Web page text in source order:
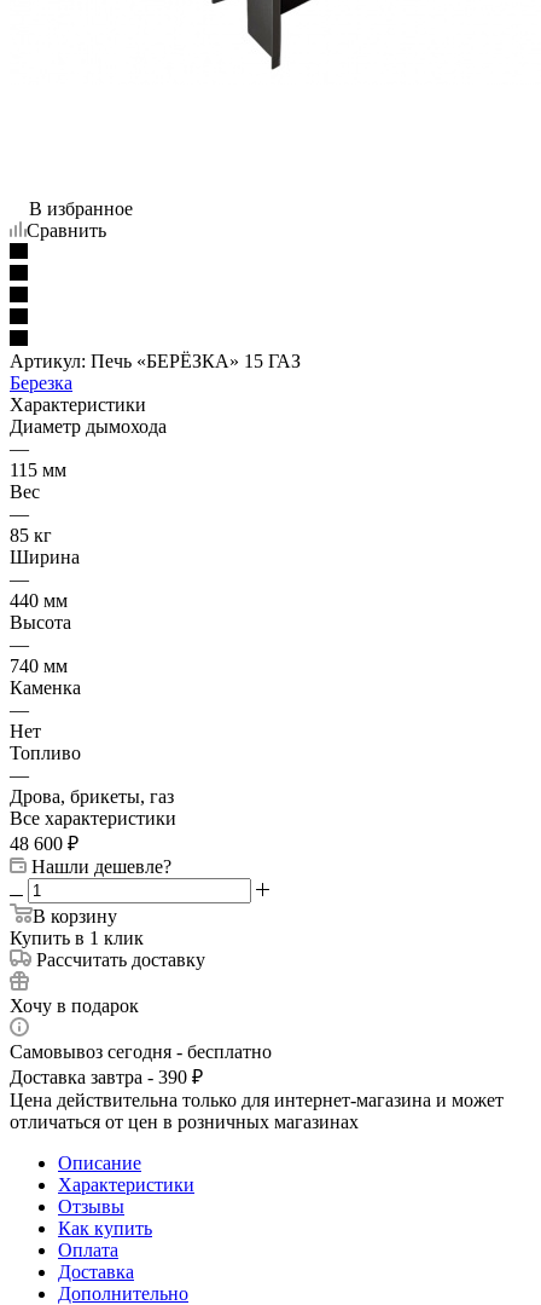
В избранное
Сравнить
Артикул: Печь «БЕРЁЗКА» 15 ГАЗ
Березка
Характеристики
Диаметр дымохода
—
115 мм
Вес
—
85 кг
Ширина
—
440 мм
Высота
—
740 мм
Каменка
—
Нет
Топливо
—
Дрова, брикеты, газ
Все характеристики
48 600 ₽
Нашли дешевле?
В корзину
Купить в 1 клик
Рассчитать доставку
Хочу в подарок
Самовывоз сегодня - бесплатно
Доставка завтра - 390 ₽
Цена действительна только для интернет-магазина и может
отличаться от цен в розничных магазинах
Описание
Характеристики
Отзывы
Как купить
Оплата
Доставка
Дополнительно